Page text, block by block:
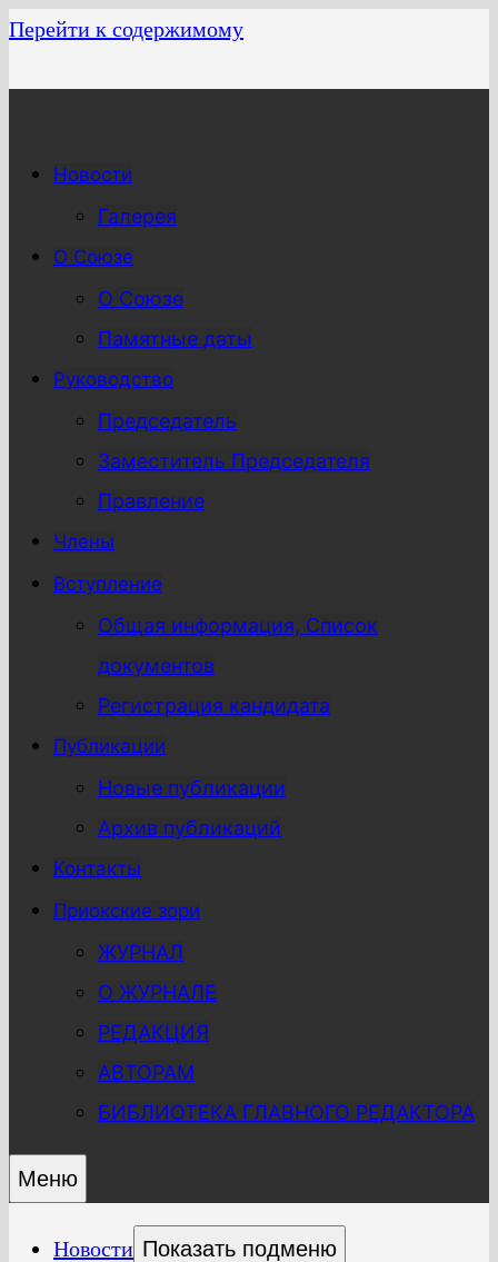
Перейти к содержимому
Новости
Галерея
О Союзе
О Союзе
Памятные даты
Руководство
Председатель
Заместитель Председателя
Правление
Члены
Вступление
Общая информация, Список
документов
Регистрация кандидата
Публикации
Новые публикации
Архив публикаций
Контакты
Приокские зори
ЖУРНАЛ
О ЖУРНАЛЕ
РЕДАКЦИЯ
АВТОРАМ
БИБЛИОТЕКА ГЛАВНОГО РЕДАКТОРА
Меню
Новости Показать подменю